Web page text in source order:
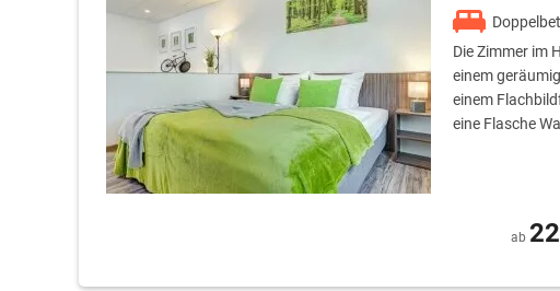
Die Zimmer im
einem
einem
eine Flasche
ab